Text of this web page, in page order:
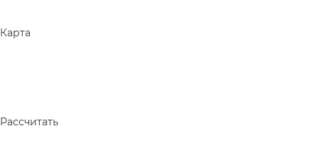
Карта
Рассчитать